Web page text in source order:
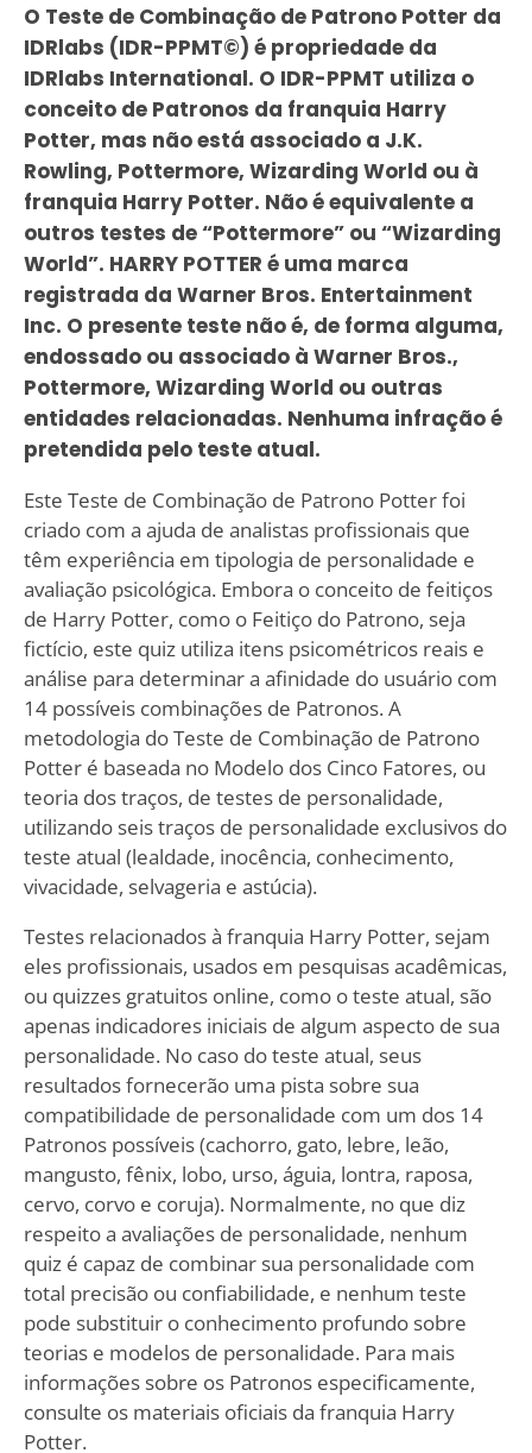
O Teste de Combinação de Patrono Potter da
IDRlabs (IDR-PPMT©) é propriedade da
IDRlabs International. O IDR-PPMT utiliza o
conceito de Patronos da franquia Harry
Potter, mas não está associado a J.K.
Rowling, Pottermore, Wizarding World ou à
franquia Harry Potter. Não é equivalente a
outros testes de “Pottermore” ou “Wizarding
World”. HARRY POTTER é uma marca
registrada da Warner Bros. Entertainment
Inc. O presente teste não é, de forma alguma,
endossado ou associado à Warner Bros.,
Pottermore, Wizarding World ou outras
entidades relacionadas. Nenhuma infração é
pretendida pelo teste atual.
Este Teste de Combinação de Patrono Potter foi
criado com a ajuda de analistas profissionais que
têm experiência em tipologia de personalidade e
avaliação psicológica. Embora o conceito de feitiços
de Harry Potter, como o Feitiço do Patrono, seja
fictício, este quiz utiliza itens psicométricos reais e
análise para determinar a afinidade do usuário com
14 possíveis combinações de Patronos. A
metodologia do Teste de Combinação de Patrono
Potter é baseada no Modelo dos Cinco Fatores, ou
teoria dos traços, de testes de personalidade,
utilizando seis traços de personalidade exclusivos do
teste atual (lealdade, inocência, conhecimento,
vivacidade, selvageria e astúcia).
Testes relacionados à franquia Harry Potter, sejam
eles profissionais, usados em pesquisas acadêmicas,
ou quizzes gratuitos online, como o teste atual, são
apenas indicadores iniciais de algum aspecto de sua
personalidade. No caso do teste atual, seus
resultados fornecerão uma pista sobre sua
compatibilidade de personalidade com um dos 14
Patronos possíveis (cachorro, gato, lebre, leão,
mangusto, fênix, lobo, urso, águia, lontra, raposa,
cervo, corvo e coruja). Normalmente, no que diz
respeito a avaliações de personalidade, nenhum
quiz é capaz de combinar sua personalidade com
total precisão ou confiabilidade, e nenhum teste
pode substituir o conhecimento profundo sobre
teorias e modelos de personalidade. Para mais
informações sobre os Patronos especificamente,
consulte os materiais oficiais da franquia Harry
Potter.